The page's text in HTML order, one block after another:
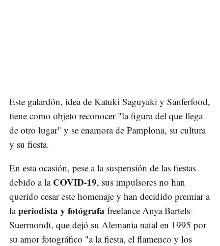
Este galardón, idea de Katuki Saguyaki y Sanferfood,
tiene como objeto reconocer "la figura del que llega
de otro lugar" y se enamora de Pamplona, su cultura
y su fiesta.
En esta ocasión, pese a la suspensión de las fiestas
debido a la COVID-19, sus impulsores no han
querido cesar este homenaje y han decidido premiar a
laperiodista y fotógrafa freelance Anya Bartels-
Suermondt, que dejó su Alemania natal en 1995 por
su amor fotográfico "a la fiesta, el flamenco y los